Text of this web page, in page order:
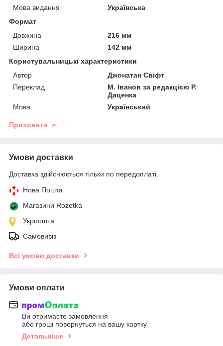
Мова видання
Українська
Формат
Довжина
216 мм
Ширина
142 мм
Користувальницькі характеристики
Автор
Джонатан Свіфт
Переклад
М. Іванов за редакцією Р.
Даценка
Мова
Український
Приховати
Умови доставки
Доставка здійснюється тільки по передоплаті.
Нова Пошта
Магазини Rozetka
Укрпошта
Самовивіз
Всі умови доставки
Умови оплати
Ви отримаєте замовлення
або гроші повернуться на вашу картку
Детальніше